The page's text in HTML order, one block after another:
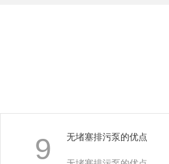
9 无堵塞排污泵的优点